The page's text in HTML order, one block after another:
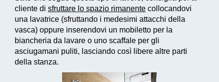
cliente di sfruttare lo spazio rimanente collocandovi
una lavatrice (sfruttando i medesimi attacchi della
vasca) oppure inserendovi un mobiletto per la
biancheria da lavare o uno scaffale per gli
asciugamani puliti, lasciando così libere altre parti
della stanza.